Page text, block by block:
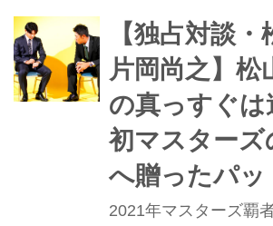
貴に師事し、理論に
のスウィング改造と
だ。昨年の日本オー
マスターズへの切符を
力となった「高品質
はいかにして作られ
フダイジェスト4月号
の物語と技術の核心
【独占対談
片岡尚之】松
の真っすぐは
初マスターズ
へ贈ったパッ
2021年マスターズ覇